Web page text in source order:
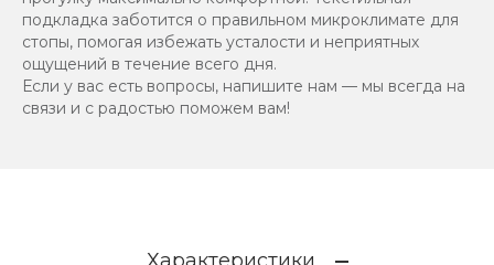
подкладка заботится о правильном микроклимате для
стопы, помогая избежать усталости и неприятных
ощущений в течение всего дня.
Если у вас есть вопросы, напишите нам — мы всегда на
связи и с радостью поможем вам!